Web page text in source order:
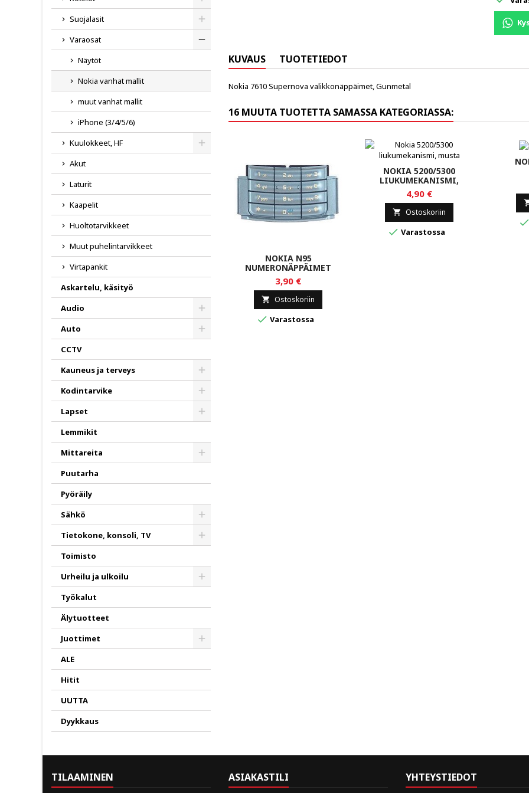
Suojalasit
Varaosat
Toggle
Näytöt
Nokia vanhat mallit
muut vanhat mallit
iPhone (3/4/5/6)
Kuulokkeet, HF
Akut
Laturit
Kaapelit
Huoltotarvikkeet
Muut puhelintarvikkeet
Virtapankit
Askartelu, käsityö
Audio
Toggle
Auto
CCTV
Kauneus ja terveys
Kodintarvike
Lapset
Lemmikit
Mittareita
Puutarha
Pyöräily
Sähkö
Tietokone, konsoli, TV
Toimisto
Urheilu ja ulkoilu
Työkalut
Älytuotteet
Juottimet
ALE
Hitit
UUTTA
Dyykkaus
KUVAUS TUOTETIEDOT
Nokia 7610 Supernova valikkonäppäimet, Gunmetal
16 MUUTA TUOTETTA SAMASSA KATEGORIASSA:
NOKIA N95
NUMERONÄPPÄIMET
3,90 €
 Ostoskoriin
 Varastossa
NOKIA 5200/5300
LIUKUMEKANISMI,
MUSTA
4,90 €
 Ostoskoriin
 Varastossa
TILAAMINEN ASIAKASTILI YHTEYSTIEDOT